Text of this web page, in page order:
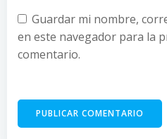
Guardar mi nombre,
en este navegador para la
comentario.